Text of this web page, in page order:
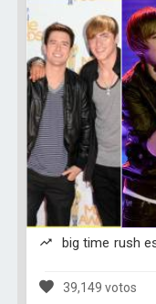
big time rush
39,149 votos